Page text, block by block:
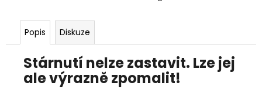
Popis Diskuze
Stárnutí nelze zastavit. Lze jej
ale výrazně zpomalit!
PRŮVODCE
SVĚTEM
PLASTIKOVÉHO
MODELÁŘE
DIORÁMY